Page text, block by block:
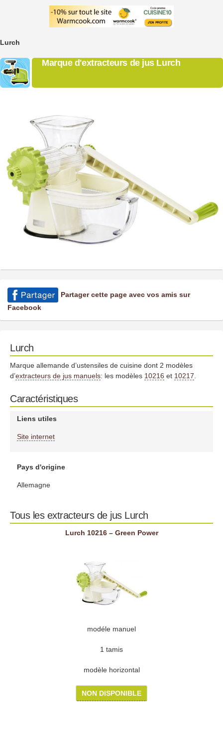
Lurch
Marque d'extracteurs de jus Lurch
Partager cette page avec vos amis sur
Facebook
Lurch
Marque allemande d’ustensiles de cuisine dont 2 modèles
d’extracteurs de jus manuels: les modèles 10216 et 10217
Caractéristiques
Liens utiles
Site internet
Pays d'origine
Allemagne
Tous les extracteurs de jus Lurch
Lurch 10216 – Green Power
modéle manuel
1 tamis
modèle horizontal
NON DISPONIBLE